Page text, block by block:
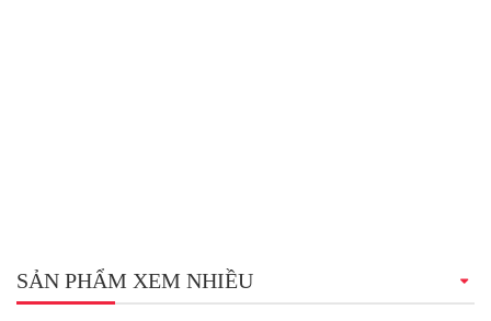
SẢN PHẨM XEM NHIỀU